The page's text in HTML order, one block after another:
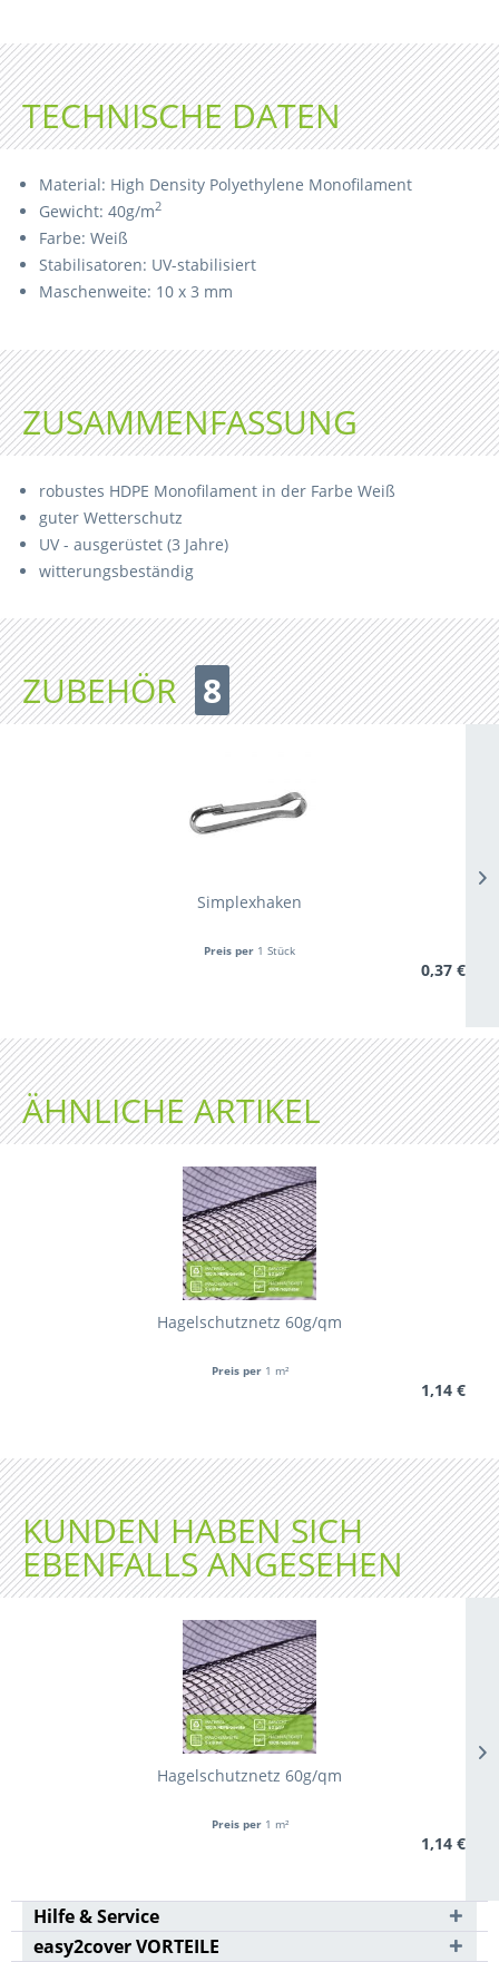
TECHNISCHE DATEN
Material: High Density Polyethylene Monofilament
Gewicht: 40g/m2
Farbe: Weiß
Stabilisatoren: UV-stabilisiert
Maschenweite: 10 x 3 mm
ZUSAMMENFASSUNG
robustes HDPE Monofilament in der Farbe Weiß
guter Wetterschutz
UV - ausgerüstet (3 Jahre)
witterungsbeständig
ZUBEHÖR 8
Simplexhaken
Preis per 1 Stück
0,37 €
ÄHNLICHE ARTIKEL
Hagelschutznetz 60g/qm
Preis per 1 m²
1,14 €
KUNDEN HABEN SICH
EBENFALLS ANGESEHEN
Hagelschutznetz 60g/qm
Preis per 1 m²
1,14 €
Hilfe & Service
easy2cover VORTEILE